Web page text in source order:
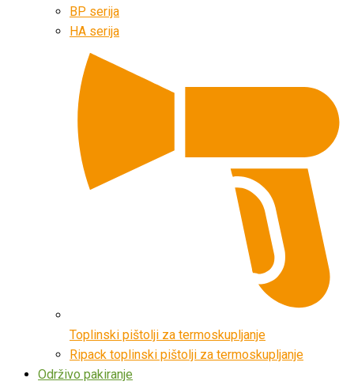
BP serija
HA serija
Toplinski pištolji za termoskupljanje
Ripack toplinski pištolji za termoskupljanje
Održivo pakiranje